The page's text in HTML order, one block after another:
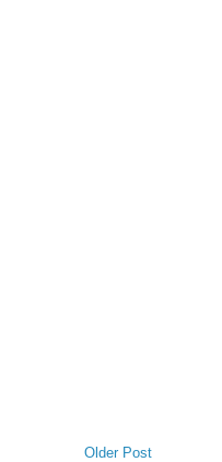
Older Post